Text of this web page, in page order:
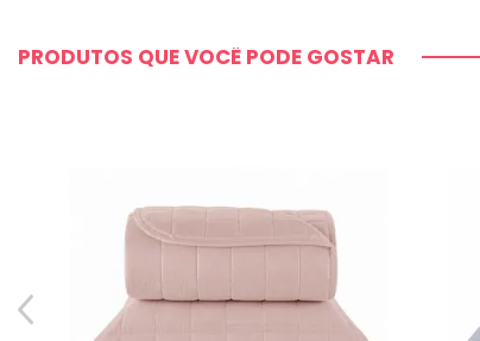
PRODUTOS QUE VOCÊ PODE GOSTAR